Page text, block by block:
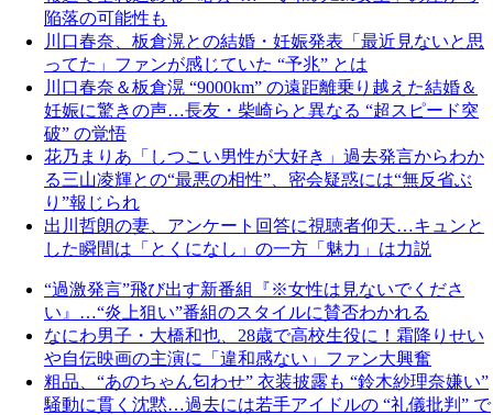
陥落の可能性も
川口春奈、板倉滉との結婚・妊娠発表「最近見ないと思
ってた」ファンが感じていた “予兆” とは
川口春奈＆板倉滉 “9000km” の遠距離乗り越えた結婚＆
妊娠に驚きの声…長友・柴崎らと異なる “超スピード突
破” の覚悟
花乃まりあ「しつこい男性が大好き」過去発言からわか
る三山凌輝との“最悪の相性”、密会疑惑には“無反省ぶ
り”報じられ
出川哲朗の妻、アンケート回答に視聴者仰天…キュンと
した瞬間は「とくになし」の一方「魅力」は力説
“過激発言”飛び出す新番組『※女性は見ないでくださ
い』…“炎上狙い”番組のスタイルに賛否わかれる
なにわ男子・大橋和也、28歳で高校生役に！霜降りせい
や自伝映画の主演に「違和感ない」ファン大興奮
粗品、“あのちゃん匂わせ” 衣装披露も “鈴木紗理奈嫌い”
騒動に貫く沈黙…過去には若手アイドルの “礼儀批判” で